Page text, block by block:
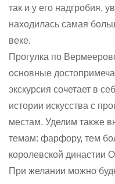
так и у его надгробия,
находилась самая
веке.
Прогулка по
основные
экскурсия сочетает в
истории искусства с
местам. Уделим также
темам: фарфору, тем
королевской династии
При желании можно